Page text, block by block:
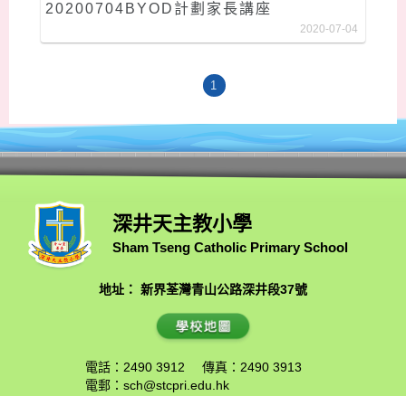
20200704BYOD計劃家長講座
2020-07-04
1
深井天主教小學
Sham Tseng Catholic Primary School
地址： 新界荃灣青山公路深井段37號
電話：2490 3912
傳真：2490 3913
電郵： sch@stcpri.edu.hk